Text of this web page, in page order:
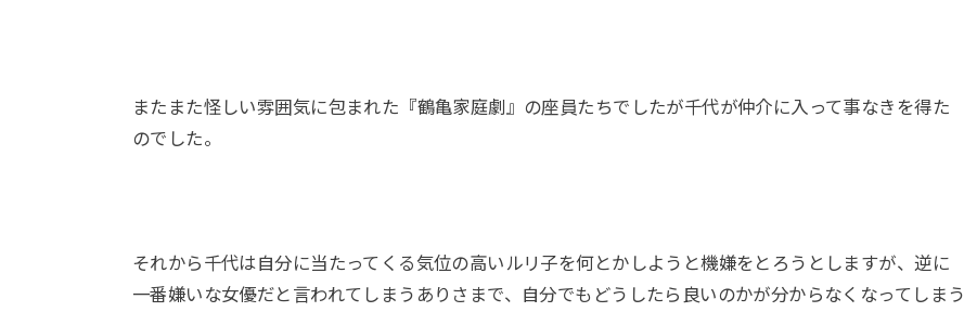
またまた怪しい雰囲気に包まれた『鶴亀家庭劇』の座員たちでしたが千代が仲介に入って事なきを得た
のでした。
それから千代は自分に当たってくる気位の高いルリ子を何とかしようと機嫌をとろうとしますが、逆に
一番嫌いな女優だと言われてしまうありさまで、自分でもどうしたら良いのかが分からなくなってしまう